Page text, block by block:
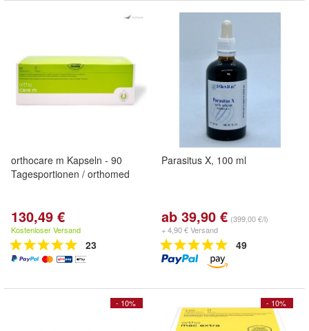
orthocare m Kapseln - 90
Tagesportionen / orthomed
130,49 €
Kostenloser Versand
23
Parasitus X, 100 ml
ab 39,90 € (399,00 €/l)
+ 4,90 € Versand
49
- 10% - 10%